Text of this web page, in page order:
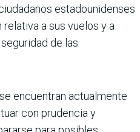
estadounidenses
a sus vuelos y a
de las
encuentran actualmente
con prudencia y